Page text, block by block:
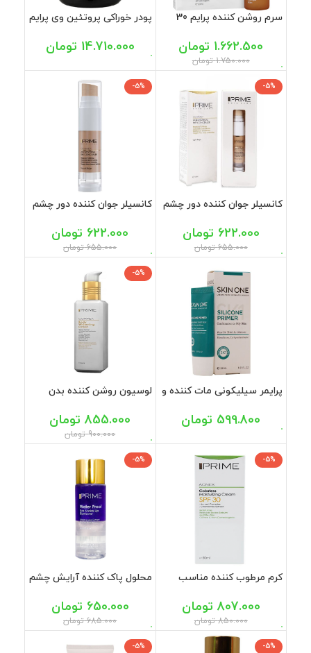
سرم روشن کننده پرایم 30
1.750.000 تومان
1.662.500 تومان
پودر خوراکی پروتئین وی پرایم
2280 گرمی14.710.000 تومان
-5%
کانسیلر جوان کننده دور چشم
655.000 تومان
622.000 تومان
-5%
کانسیلر جوان کننده دور چشم
655.000 تومان
622.000 تومان
پرایمر سیلیکونی مات کننده و
اسکین وان 30 میل
599.800 تومان
-5%
لوسیون روشن کننده بدن
900.000 تومان
855.000 تومان
-5%
کرم مرطوب کننده مناسب
850.000 تومان
807.000 تومان
-5%
محلول پاک کننده آرایش چشم
685.000 تومان
650.000 تومان
-5%
-5%